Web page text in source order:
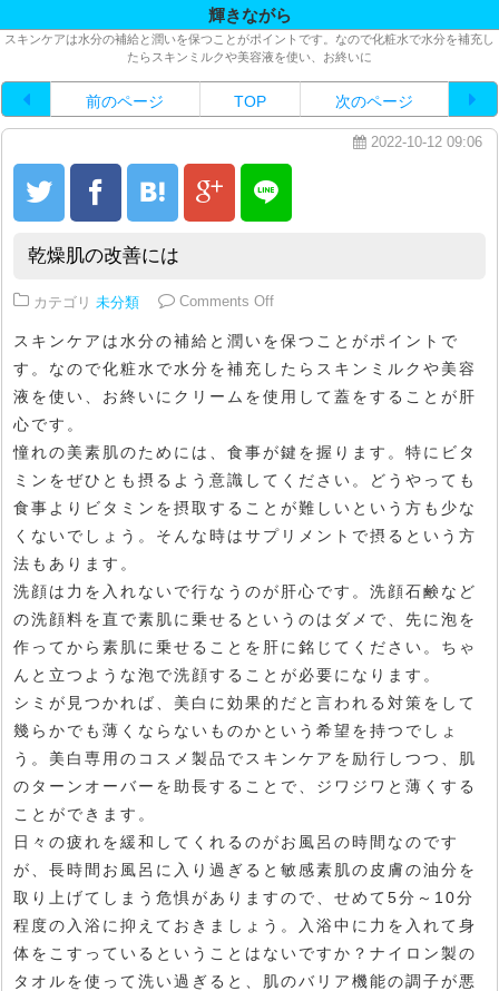
輝きながら
スキンケアは水分の補給と潤いを保つことがポイントです。なので化粧水で水分を補充し
たらスキンミルクや美容液を使い、お終いに
前のページ TOP 次のページ
2022-10-12 09:06
乾燥肌の改善には
カテゴリ 未分類 Comments Offon 乾燥肌の改善には
スキンケアは水分の補給と潤いを保つことがポイントで
す。なので化粧水で水分を補充したらスキンミルクや美容
液を使い、お終いにクリームを使用して蓋をすることが肝
心です。
憧れの美素肌のためには、食事が鍵を握ります。特にビタ
ミンをぜひとも摂るよう意識してください。どうやっても
食事よりビタミンを摂取することが難しいという方も少な
くないでしょう。そんな時はサプリメントで摂るという方
法もあります。
洗顔は力を入れないで行なうのが肝心です。洗顔石鹸など
の洗顔料を直で素肌に乗せるというのはダメで、先に泡を
作ってから素肌に乗せることを肝に銘じてください。ちゃ
んと立つような泡で洗顔することが必要になります。
シミが見つかれば、美白に効果的だと言われる対策をして
幾らかでも薄くならないものかという希望を持つでしょ
う。美白専用のコスメ製品でスキンケアを励行しつつ、肌
のターンオーバーを助長することで、ジワジワと薄くする
ことができます。
日々の疲れを緩和してくれるのがお風呂の時間なのです
が、長時間お風呂に入り過ぎると敏感素肌の皮膚の油分を
取り上げてしまう危惧がありますので、せめて5分～10分
程度の入浴に抑えておきましょう。入浴中に力を入れて身
体をこすっているということはないですか？ナイロン製の
タオルを使って洗い過ぎると、肌のバリア機能の調子が悪